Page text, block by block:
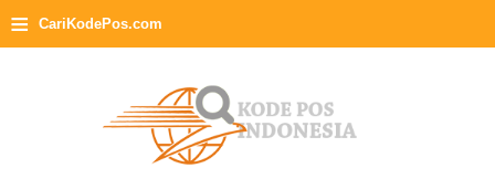
≡ CariKodePos.com